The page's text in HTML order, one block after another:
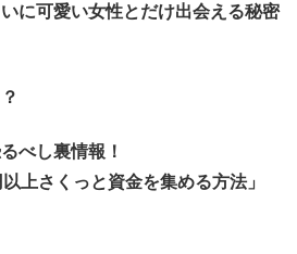
に可愛い女性とだけ出会える秘密
べし裏情報！
上さくっと資金を集める方法」